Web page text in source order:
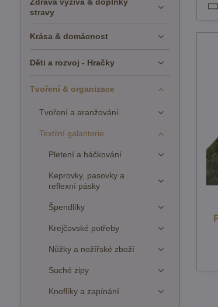
stravy
Krása & domácnost
Děti a rozvoj - Hračky
Tvoření & organizace
Tvoření a aranžování
Textilní galanterie
Pletení a háčkování
Keprovky, pasovky a
reflexní pásky
Špendlíky
Krejčovské potřeby
Nůžky a nožířské zboží
Suché zipy
Knoflíky a zapínání